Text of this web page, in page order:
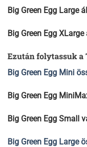
Big Green Egg Large
Big Green Egg
Ezután folytassuk a
Big Green Egg Mini
Big Green Egg
Big Green Egg Small
Big Green Egg Large